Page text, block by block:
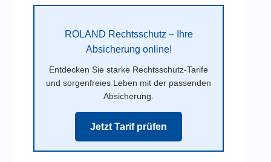
ROLAND Rechtsschutz – Ihre
Absicherung online!
Entdecken Sie starke Rechtsschutz-Tarife
und sorgenfreies Leben mit der passenden
Absicherung.
Jetzt Tarif prüfen